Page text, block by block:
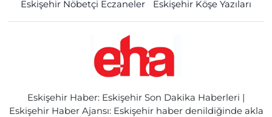
Eskişehir Nöbetçi Eczaneler Eskişehir Köşe Yazıları
Eskişehir Haber: Eskişehir Son Dakika Haberleri |
Eskişehir Haber Ajansı: Eskişehir haber denildiğinde akla